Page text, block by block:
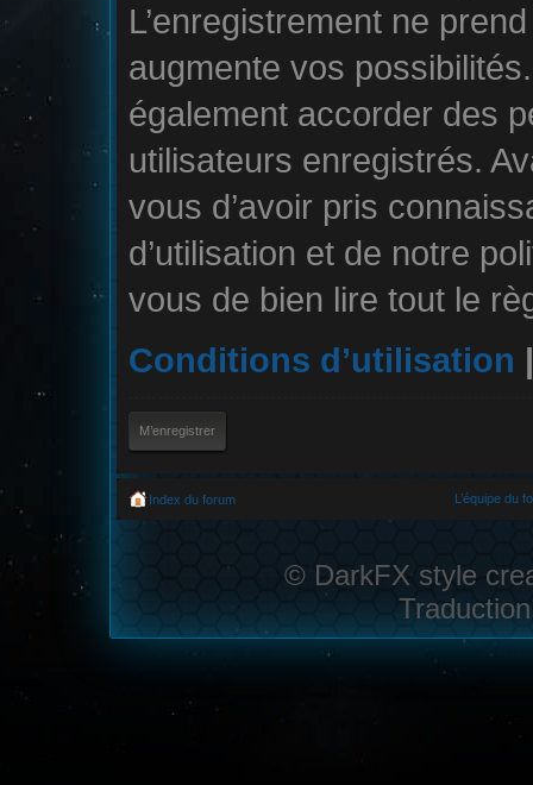
L’enregistrement ne
augmente vos
également accorder des
utilisateurs enregistrés.
vous d’avoir pris
d’utilisation et de notre
vous de bien lire tout le
Conditions d’utilisation
M’enregistrer
Index du forum L’équipe du
© DarkFX style